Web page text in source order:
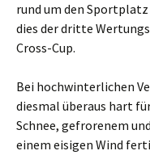
rund um den
dies der dritte
Cross-Cup.
Bei hochwinterlichen
diesmal überaus hart
Schnee, gefrorenem
einem eisigen Wind